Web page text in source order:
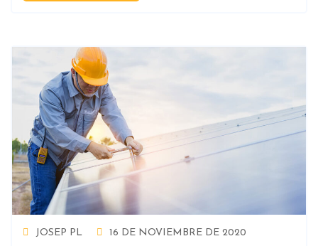
JOSEP PL
16 DE NOVIEMBRE DE 2020